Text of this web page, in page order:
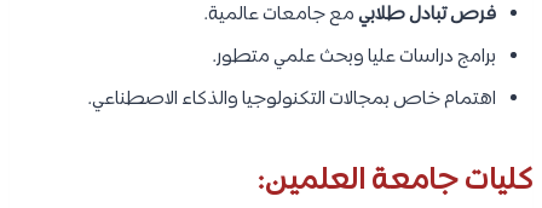
فرص تبادل طلابيمع جامعات عالمية.
برامج دراسات عليا وبحث علمي متطور.
اهتمام خاص بمجالات التكنولوجيا والذكاء الاصطناعي.
كليات جامعة العلمين: